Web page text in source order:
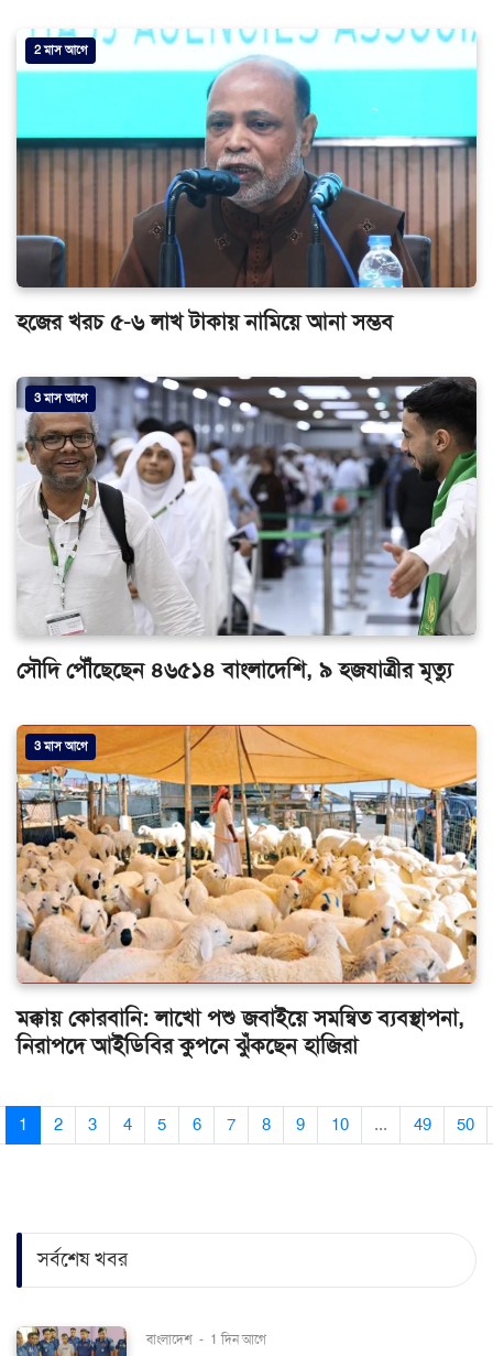
2 মাস আগে
হজের খরচ ৫-৬ লাখ টাকায় নামিয়ে আনা সম্ভব
3 মাস আগে
সৌদি পৌঁছেছেন ৪৬৫১৪ বাংলাদেশি, ৯ হজযাত্রীর মৃত্যু
3 মাস আগে
মক্কায় কোরবানি: লাখো পশু জবাইয়ে সমন্বিত ব্যবস্থাপনা,
নিরাপদে আইডিবির কুপনে ঝুঁকছেন হাজিরা
1 2 3 4 5 6 7 8 9 10 ... 49 50
সর্বশেষ খবর
বাংলাদেশ - 1 দিন আগে